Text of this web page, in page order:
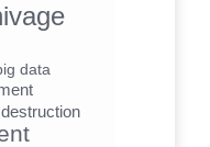
data
destruction